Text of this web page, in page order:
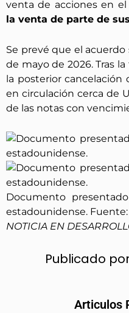
venta de acciones en
la venta de parte de
Se prevé que el
de mayo de 2026. Tras
la posterior cancelación
en circulación cerca de
de las notas con
Documento
estadounidense.
NOTICIA EN
Publicado
Articulos